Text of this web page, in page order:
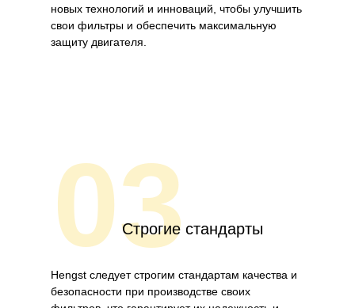
новых технологий и инноваций, чтобы улучшить
свои фильтры и обеспечить максимальную
защиту двигателя.
03Строгие стандарты
Hengst следует строгим стандартам качества и
безопасности при производстве своих